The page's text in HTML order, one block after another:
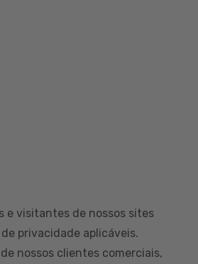
e visitantes de nossos sites
privacidade aplicáveis.
nossos clientes comerciais,